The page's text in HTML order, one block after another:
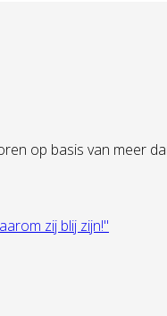
op basis van meer
zij blij zijn!"